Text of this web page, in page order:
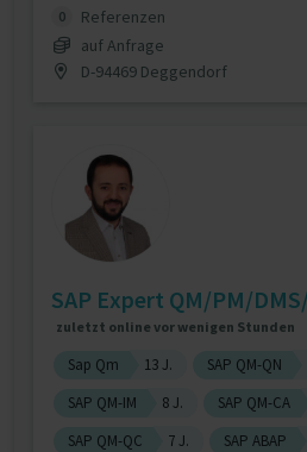
0
Referenzen
auf Anfrage
D-94469 Deggendorf
SAP Expert QM/PM/
zuletzt online vor wenigen Stunden
Sap Qm 13 J. SAP QM-QN
SAP QM-IM
8 J. SAP QM-CA
SAP QM-QC
7 J. SAP ABAP